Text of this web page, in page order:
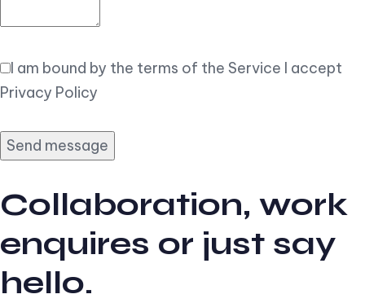
I am bound by the terms of the Service I accept
Privacy Policy
Collaboration, work
enquires or just say
hello.